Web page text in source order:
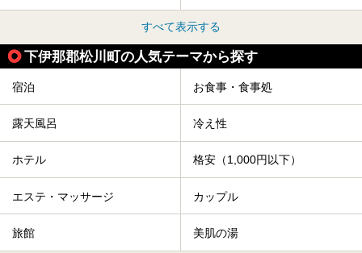
すべて表示する
下伊那郡松川町の人気テーマから探す
宿泊 お食事・食事処
露天風呂 冷え性
ホテル 格安（1,000円以下）
エステ・マッサージ カップル
旅館 美肌の湯